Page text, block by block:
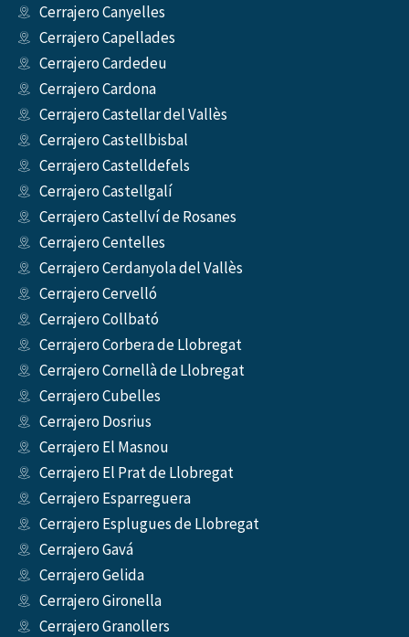
Cerrajero Canyelles
Cerrajero Capellades
Cerrajero Cardedeu
Cerrajero Cardona
Cerrajero Castellar del Vallès
Cerrajero Castellbisbal
Cerrajero Castelldefels
Cerrajero Castellgalí
Cerrajero Castellví de Rosanes
Cerrajero Centelles
Cerrajero Cerdanyola del Vallès
Cerrajero Cervelló
Cerrajero Collbató
Cerrajero Corbera de Llobregat
Cerrajero Cornellà de Llobregat
Cerrajero Cubelles
Cerrajero Dosrius
Cerrajero El Masnou
Cerrajero El Prat de Llobregat
Cerrajero Esparreguera
Cerrajero Esplugues de Llobregat
Cerrajero Gavá
Cerrajero Gelida
Cerrajero Gironella
Cerrajero Granollers